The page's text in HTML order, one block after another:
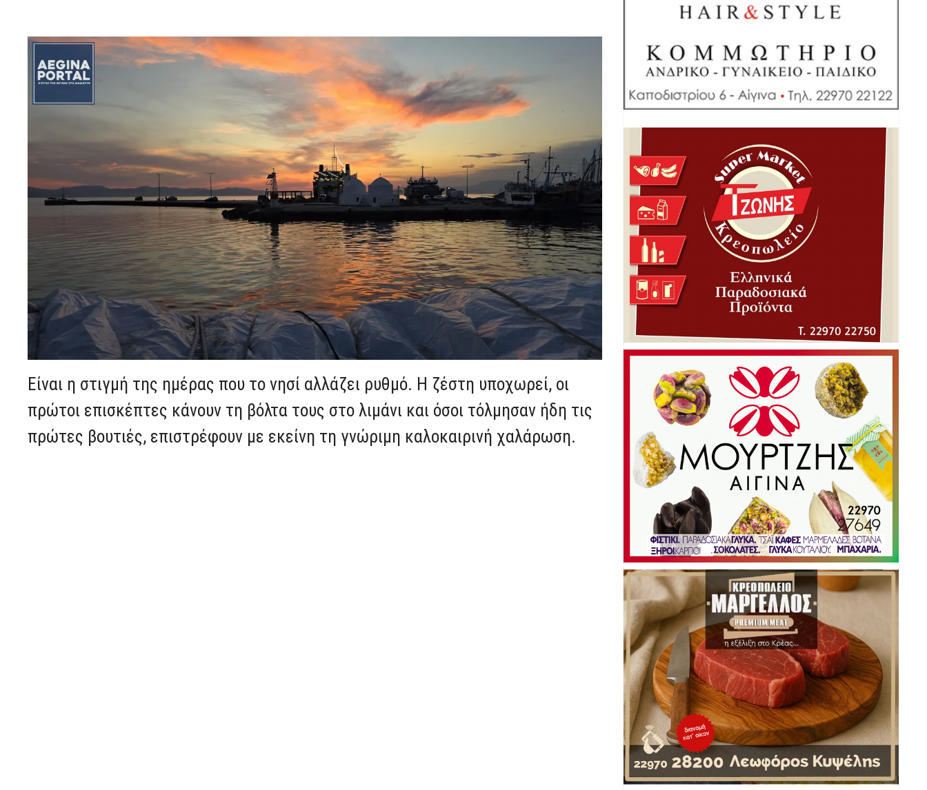
Είναι η στιγμή της ημέρας που το νησί αλλάζει ρυθμό. Η ζέστη υποχωρεί, οι
πρώτοι επισκέπτες κάνουν τη βόλτα τους στο λιμάνι και όσοι τόλμησαν ήδη τις
πρώτες βουτιές, επιστρέφουν με εκείνη τη γνώριμη καλοκαιρινή χαλάρωση.